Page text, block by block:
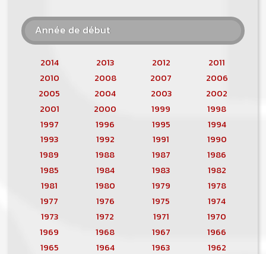
Année de début
2014 2013 2012
2011
2010
2008 2007
2006
2005
2004 2003
2002
2001
2000 1999
1998
1997
1996 1995
1994
1993
1992 1991
1990
1989
1988 1987
1986
1985
1984 1983
1982
1981
1980 1979
1978
1977
1976 1975
1974
1973
1972 1971
1970
1969
1968 1967
1966
1965
1964 1963
1962